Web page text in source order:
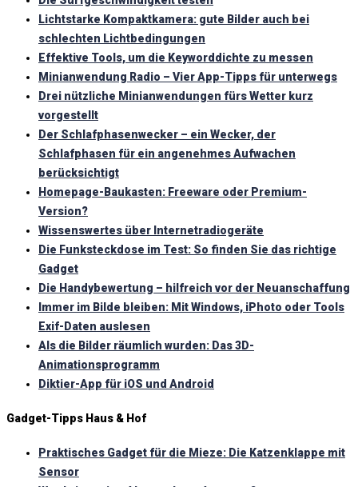
Lichtstarke Kompaktkamera: gute Bilder auch bei
schlechten Lichtbedingungen
Effektive Tools, um die Keyworddichte zu messen
Minianwendung Radio – Vier App-Tipps für unterwegs
Drei nützliche Minianwendungen fürs Wetter kurz
vorgestellt
Der Schlafphasenwecker – ein Wecker, der
Schlafphasen für ein angenehmes Aufwachen
berücksichtigt
Homepage-Baukasten: Freeware oder Premium-
Version?
Wissenswertes über Internetradiogeräte
Die Funksteckdose im Test: So finden Sie das richtige
Gadget
Die Handybewertung – hilfreich vor der Neuanschaffung
Immer im Bilde bleiben: Mit Windows, iPhoto oder Tools
Exif-Daten auslesen
Als die Bilder räumlich wurden: Das 3D-
Animationsprogramm
Diktier-App für iOS und Android
Gadget-Tipps Haus & Hof
Praktisches Gadget für die Mieze: Die Katzenklappe mit
Sensor